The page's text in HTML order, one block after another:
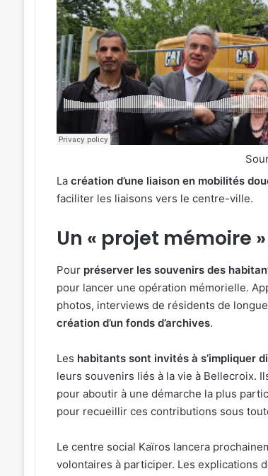
La création d’une liaison en mobilités
faciliter les liaisons vers le centre-ville.
Un « projet mémoire
Pourpréserver les souvenirs des
pour lancer une opération mémorielle.
photos, interviews de résidents de
création d’un fonds d’archives.
Les habitants sont invités à s’impliquer
leurs souvenirs liés à la vie à Bellecroix.
pour aboutir à une démarche la plus
pour recueillir ces contributions sous
Le centre social Kaïros lancera
volontaires à participer. Les explications